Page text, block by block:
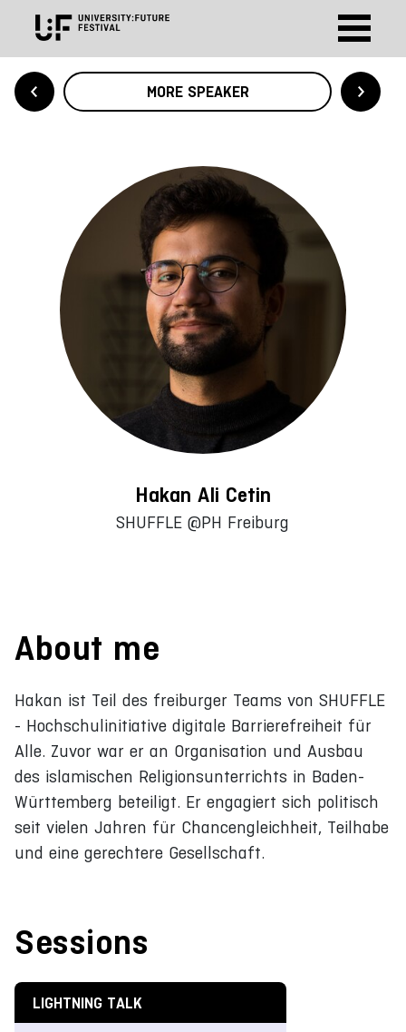
MORE SPEAKER
Hakan Ali Cetin
SHUFFLE @PH Freiburg
About me
Hakan ist Teil des freiburger Teams von SHUFFLE
- Hochschulinitiative digitale Barrierefreiheit für
Alle. Zuvor war er an Organisation und Ausbau
des islamischen Religionsunterrichts in Baden-
Württemberg beteiligt. Er engagiert sich politisch
seit vielen Jahren für Chancengleichheit, Teilhabe
und eine gerechtere Gesellschaft.
Sessions
LIGHTNING TALK